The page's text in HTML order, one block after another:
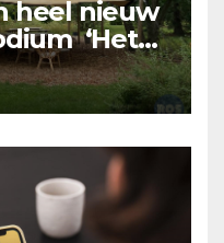
heel nieuw
‘Het
D’n